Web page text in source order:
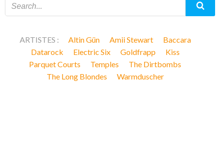
ARTISTES : Altin Gün Amii Stewart
Baccara
Datarock
Electric Six Goldfrapp
Kiss
Parquet Courts
Temples
The Dirtbombs
The Long Blondes
Warmduscher